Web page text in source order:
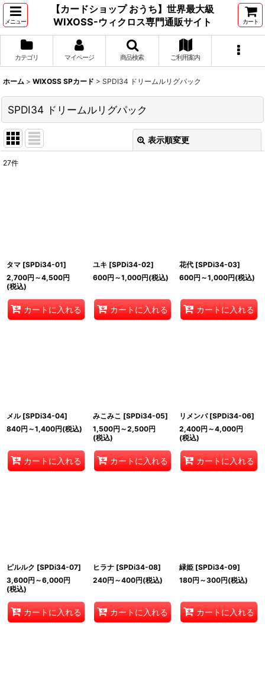
メニュー
【カードショップ おうち】世界最大級
WIXOSS-ウィクロス専門通販サイト
カート
カテゴリ マイページ 商品検索 ご利用案内
ホーム > WIXOSS SPカード > SPDI34 ドリームルリグパック
SPDI34 ドリームルリグパック
表示順変更
27件
タマ [SPDi34-01]
2,700円 ～4,500円
(税込)
カートに入れる
ユキ [SPDi34-02]
600円 ～1,000円(税込)
カートに入れる
花代 [SPDi34-03]
600円 ～1,000円(税込)
カートに入れる
メル [SPDi34-04]
840円 ～1,400円(税込)
カートに入れる
みこみこ [SPDi34-05]
1,500円 ～2,500円
(税込)
カートに入れる
リメンバ [SPDi34-06]
2,400円 ～4,000円
(税込)
カートに入れる
ピルルク [SPDi34-07]
3,600円 ～6,000円
(税込)
カートに入れる
ヒラナ [SPDi34-08]
240円 ～400円(税込)
カートに入れる
緑姫 [SPDi34-09]
180円 ～300円(税込)
カートに入れる